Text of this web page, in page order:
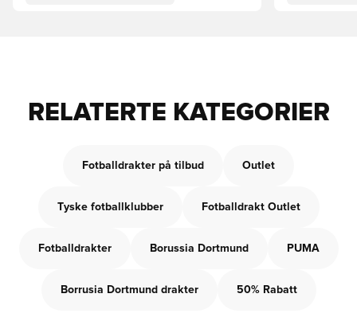
RELATERTE KATEGORIER
Fotballdrakter på tilbud Outlet
Tyske fotballklubber Fotballdrakt Outlet
Fotballdrakter Borussia Dortmund PUMA
Borrusia Dortmund drakter 50% Rabatt